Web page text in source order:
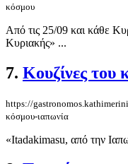
κόσμου
Από τις 25/09 και κάθε
Κυριακής» ...
7. Κουζίνες του
https://
κόσμου-ιαπωνία
«Itadakimasu, από την